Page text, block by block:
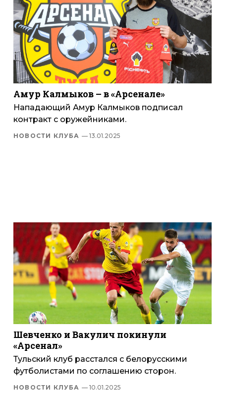
Амур Калмыков – в «Арсенале»
Нападающий Амур Калмыков подписал
контракт с оружейниками.
НОВОСТИ КЛУБА — 13.01.2025
Шевченко и Вакулич покинули
«Арсенал»
Тульский клуб расстался с белорусскими
футболистами по соглашению сторон.
НОВОСТИ КЛУБА — 10.01.2025